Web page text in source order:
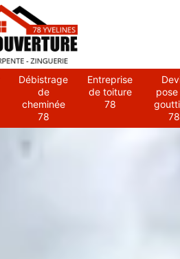
Débistrage
de
cheminée
78
Entreprise
de toiture
78
78